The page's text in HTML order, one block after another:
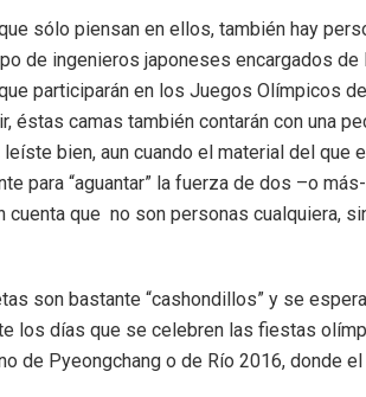
sólo piensan en ellos, también hay
de ingenieros japoneses encargados
participarán en los Juegos Olímpicos
éstas camas también contarán con una
bien, aun cuando el material del que
para “aguantar” la fuerza de dos –o
cuenta que no son personas cualquiera,
son bastante “cashondillos” y se
los días que se celebren las fiestas
de Pyeongchang o de Río 2016, donde